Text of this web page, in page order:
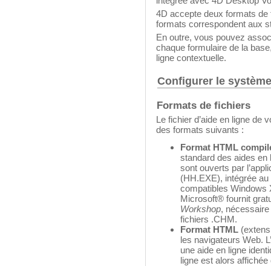
4D accepte deux formats de
formats correspondent aux
En outre, vous pouvez
chaque formulaire de la
ligne contextuelle.
Configurer le
Formats de fichiers
Le fichier d’aide en ligne de
des formats suivants :
Format HTML
standard des aides
sont ouverts par
(HH.EXE), intégrée
compatibles Windows
Microsoft® fournit
Workshop,
fichiers .CHM.
Format HTML
les navigateurs Web.
une aide en ligne
ligne est alors